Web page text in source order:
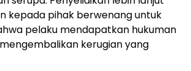
kepada pihak berwenang untuk
pelaku mendapatkan hukuman
kerugian yang